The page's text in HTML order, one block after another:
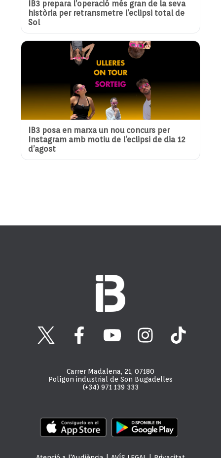
IB3 prepara l’operació més gran de la seva
història per retransmetre l’eclipsi total de
Sol
IB3 posa en marxa un nou concurs per
Instagram amb motiu de l’eclipsi de dia 12
d’agost
Carrer Madalena, 21, 07180
Polígon industrial de Son Bugadelles
(+34) 971 139 333